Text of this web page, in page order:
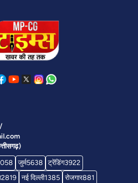
जुर्म5638 ट्रेंडिंग3922
2819 नई दिल्ली1385 रोजगार881